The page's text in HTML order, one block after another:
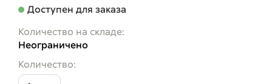
Доступен для заказа
Количество на складе:
Неограничено
Количество: